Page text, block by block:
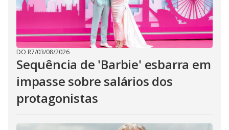
DO R7/03/08/2026
Sequência de 'Barbie' esbarra em
impasse sobre salários dos
protagonistas